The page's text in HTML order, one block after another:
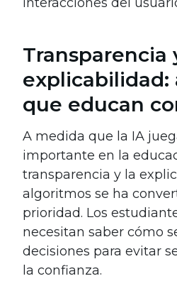
Transparencia
explicabilidad:
que educan
A medida que la IA
importante en la
transparencia y la
algoritmos se ha
prioridad. Los
necesitan saber cómo
decisiones para evitar
la confianza.